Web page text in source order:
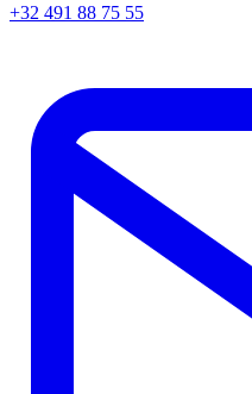
+32 491 88 75 55